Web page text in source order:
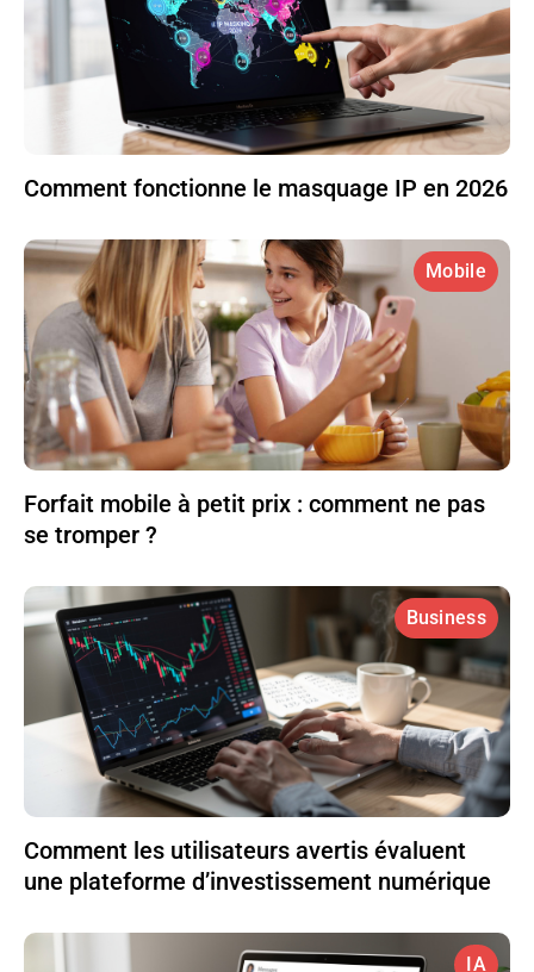
Comment fonctionne le masquage IP en 2026
Mobile
Forfait mobile à petit prix : comment ne pas
se tromper ?
Business
Comment les utilisateurs avertis évaluent
une plateforme d’investissement numérique
IA